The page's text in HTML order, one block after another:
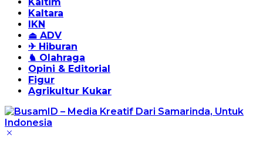
Kaltara
IKN
⏏ ADV
✈ Hiburan
♞ Olahraga
Opini & Editorial
Figur
Agrikultur Kukar